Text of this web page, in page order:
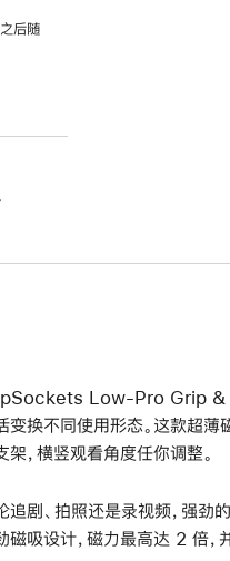
后随
Low-Pro Grip &
变换不同使用形态。这款超薄
架，横竖观看角度任你调整。
追剧、拍照还是录视频，强劲
磁吸设计，磁力最高达 2 倍